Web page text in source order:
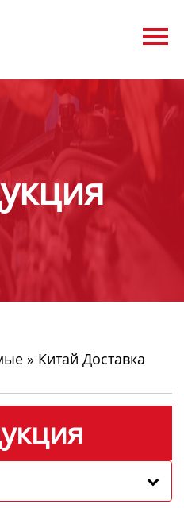
» Китай Доставка